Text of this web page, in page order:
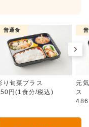
普通食
り旬菜プラス
円(1食分/税込)
元
ス